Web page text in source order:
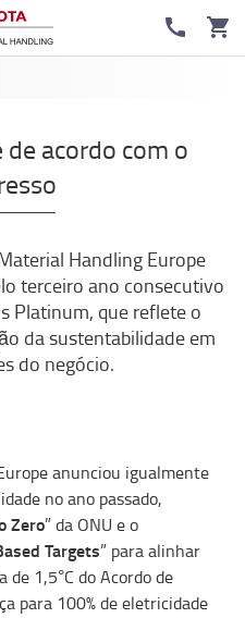
acordo com o
Handling Europe
terceiro ano consecutivo
Platinum, que reflete o
da sustentabilidade em
do negócio.
anunciou igualmente
no ano passado,
Zero” da ONU e o
Targets” para alinhar
de 1,5°C do Acordo de
para 100% de eletricidade